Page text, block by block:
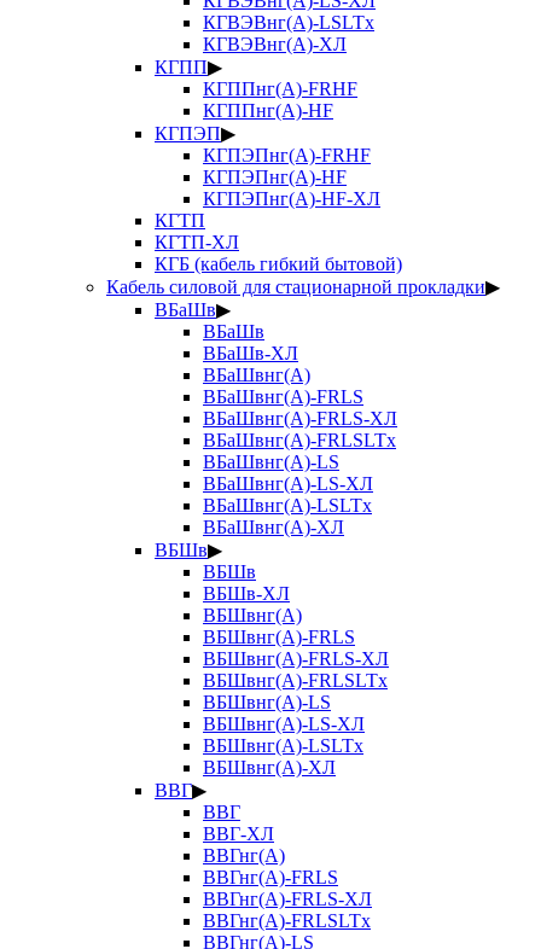
КГВЭВнг(А)-LSLTx
КГВЭВнг(А)-ХЛ
КГПП▶
КГППнг(А)-FRHF
КГППнг(А)-HF
КГПЭП▶
КГПЭПнг(А)-FRHF
КГПЭПнг(А)-HF
КГПЭПнг(А)-HF-ХЛ
КГТП
КГТП-ХЛ
КГБ (кабель гибкий бытовой)
Кабель силовой для стационарной прокладки▶
ВБаШв▶
ВБаШв
ВБаШв-ХЛ
ВБаШвнг(А)
ВБаШвнг(А)-FRLS
ВБаШвнг(А)-FRLS-ХЛ
ВБаШвнг(А)-FRLSLTx
ВБаШвнг(А)-LS
ВБаШвнг(А)-LS-ХЛ
ВБаШвнг(А)-LSLTx
ВБаШвнг(А)-ХЛ
ВБШв▶
ВБШв
ВБШв-ХЛ
ВБШвнг(А)
ВБШвнг(А)-FRLS
ВБШвнг(А)-FRLS-ХЛ
ВБШвнг(А)-FRLSLTx
ВБШвнг(А)-LS
ВБШвнг(А)-LS-ХЛ
ВБШвнг(А)-LSLTx
ВБШвнг(А)-ХЛ
ВВГ▶
ВВГ
ВВГ-ХЛ
ВВГнг(А)
ВВГнг(А)-FRLS
ВВГнг(А)-FRLS-ХЛ
ВВГнг(А)-FRLSLTx
ВВГнг(А)-LS